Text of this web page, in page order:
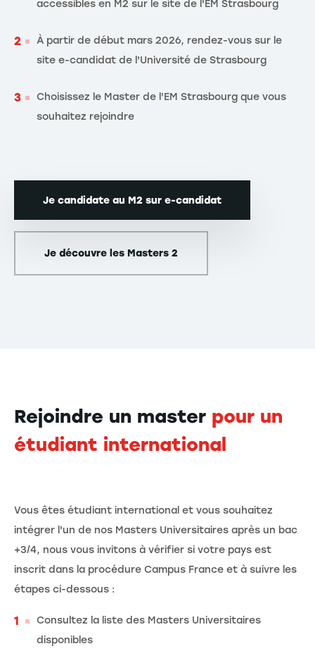
accessibles en M2 sur le site de l'EM Strasbourg
À partir de début mars 2026, rendez-vous sur le
site e-candidat de l'Université de Strasbourg
Choisissez le Master de l'EM Strasbourg que vous
souhaitez rejoindre
Je candidate au M2 sur e-candidat
Je découvre les Masters 2
Rejoindre un master pour un
étudiant international
Vous êtes étudiant international et vous souhaitez
intégrer l'un de nos Masters Universitaires après un bac
+3/4, nous vous invitons à vérifier si votre pays est
inscrit dans la procédure Campus France et à suivre les
étapes ci-dessous :
Consultez la liste des Masters Universitaires
disponibles